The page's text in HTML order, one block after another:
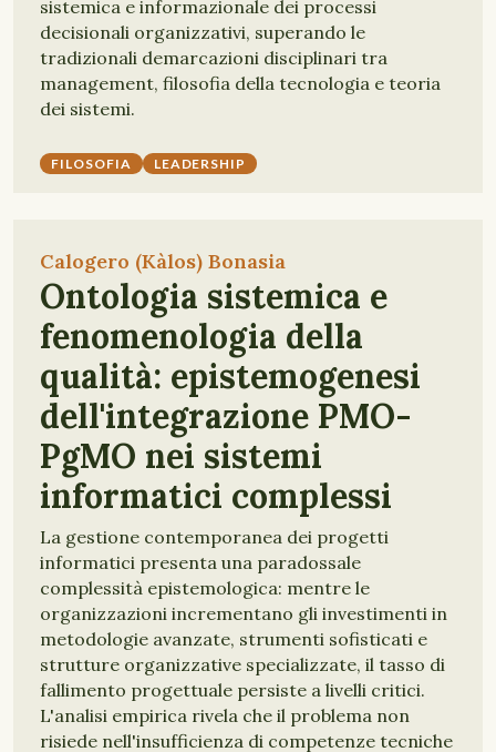
sistemica e informazionale dei processi
decisionali organizzativi, superando le
tradizionali demarcazioni disciplinari tra
management, filosofia della tecnologia e teoria
dei sistemi.
FILOSOFIA LEADERSHIP
Calogero (Kàlos) Bonasia
Ontologia sistemica e
fenomenologia della
qualità: epistemogenesi
dell'integrazione PMO-
PgMO nei sistemi
informatici complessi
La gestione contemporanea dei progetti
informatici presenta una paradossale
complessità epistemologica: mentre le
organizzazioni incrementano gli investimenti in
metodologie avanzate, strumenti sofisticati e
strutture organizzative specializzate, il tasso di
fallimento progettuale persiste a livelli critici.
L'analisi empirica rivela che il problema non
risiede nell'insufficienza di competenze tecniche